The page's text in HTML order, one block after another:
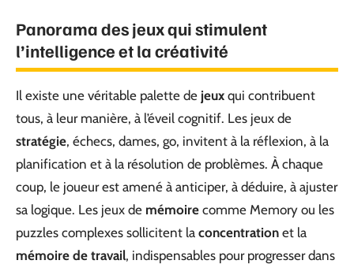
Panorama des jeux qui stimulent
l’intelligence et la créativité
Il existe une véritable palette de jeux qui contribuent
tous, à leur manière, à l’éveil cognitif. Les jeux de
stratégie, échecs, dames, go, invitent à la réflexion, à la
planification et à la résolution de problèmes. À chaque
coup, le joueur est amené à anticiper, à déduire, à ajuster
sa logique. Les jeux de mémoire comme Memory ou les
puzzles complexes sollicitent la concentration et la
mémoire de travail, indispensables pour progresser dans